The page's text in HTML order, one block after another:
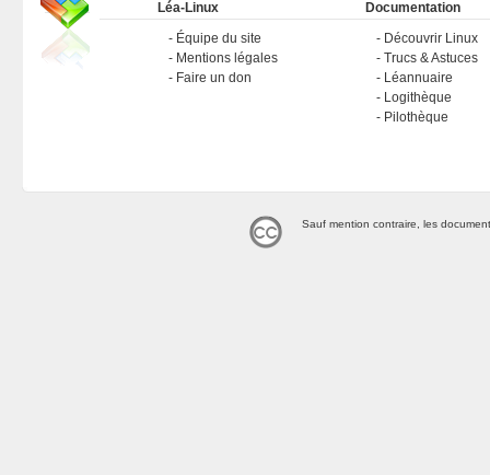
Léa-Linux
Équipe du site
Mentions légales
Faire un don
Documentation
Découvrir Linux
Trucs & Astuces
Léannuaire
Logithèque
Pilothèque
Sauf mention contraire, les